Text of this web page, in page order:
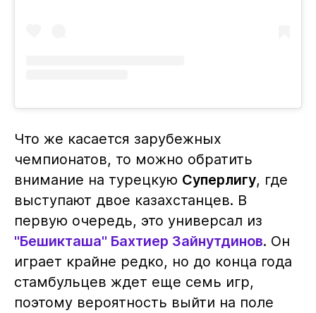
Что же касается зарубежных
чемпионатов, то можно обратить
внимание на турецкую Суперлигу, где
выступают двое казахстанцев. В
первую очередь, это универсал из
"Бешикташа" Бахтиер Зайнутдинов. Он
играет крайне редко, но до конца года
стамбульцев ждет еще семь игр,
поэтому вероятность выйти на поле